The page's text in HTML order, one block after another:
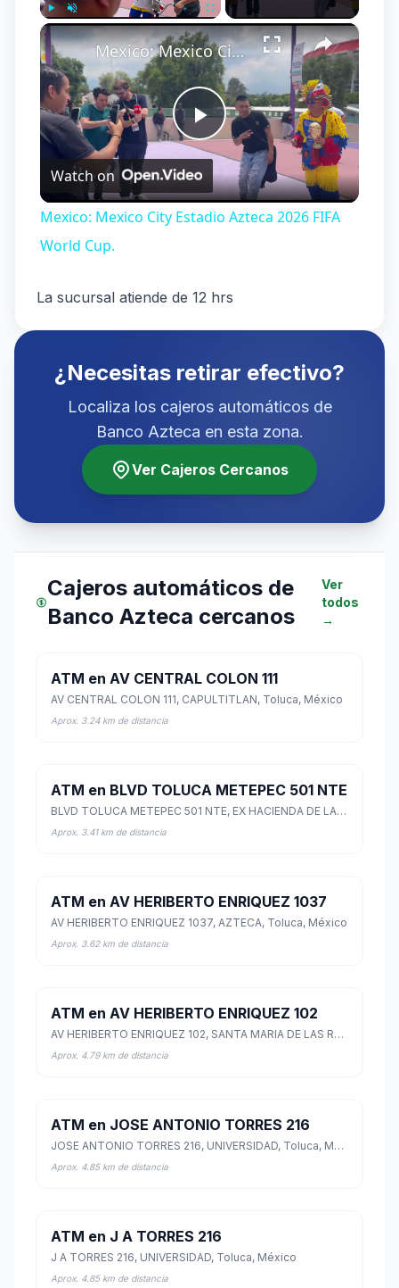
Play Unmute Fullscreen ×
Play
Video
Mexico: Mexico City Estadio Azteca 2026 FIFA World Cup.
Watch on
Mexico: Mexico City Estadio Azteca 2026 FIFA
World Cup.
La sucursal atiende de 12 hrs
¿Necesitas retirar efectivo?
Localiza los cajeros automáticos de
Banco Azteca en esta zona.
Ver Cajeros Cercanos
Cajeros automáticos de
Banco Azteca cercanos
Ver
todos
→
ATM en AV CENTRAL COLON 111
AV CENTRAL COLON 111, CAPULTITLAN, Toluca, México
Aprox. 3.24 km de distancia
ATM en BLVD TOLUCA METEPEC 501 NTE
BLVD TOLUCA METEPEC 501 NTE, EX HACIENDA DE LA PURISIMA, Metepec, México
Aprox. 3.41 km de distancia
ATM en AV HERIBERTO ENRIQUEZ 1037
AV HERIBERTO ENRIQUEZ 1037, AZTECA, Toluca, México
Aprox. 3.62 km de distancia
ATM en AV HERIBERTO ENRIQUEZ 102
AV HERIBERTO ENRIQUEZ 102, SANTA MARIA DE LAS ROSAS, Toluca, México
Aprox. 4.79 km de distancia
ATM en JOSE ANTONIO TORRES 216
JOSE ANTONIO TORRES 216, UNIVERSIDAD, Toluca, México
Aprox. 4.85 km de distancia
ATM en J A TORRES 216
J A TORRES 216, UNIVERSIDAD, Toluca, México
Aprox. 4.85 km de distancia